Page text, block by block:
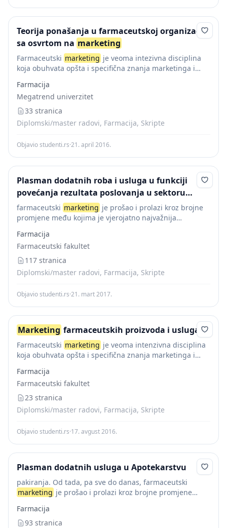
Teorija ponašanja u farmaceutskoj organizaciji
sa osvrtom na marketing
Farmaceutski marketing je veoma intezivna disciplina
koja obuhvata opšta i specifična znanja marketinga i
obljasti lijekova, terapija, unapređenja zdravlja
pacijenata/građana/kupaca, uz ostvaranje vrijednosti
za...
Farmacija
Megatrend univerzitet
33 stranica
Diplomski/master radovi, Farmacija, Skripte
Objavio studenti.rs·21. april 2016.
Plasman dodatnih roba i usluga u funkciji
povećanja rezultata poslovanja u sektoru
apotekarstva
farmaceutski marketing je prošao i prolazi kroz brojne
promjene među kojima je vjerojatno najvažnija
predstavlja veoma važnu stvar pa tako i u...
Farmacija
Farmaceutski fakultet
117 stranica
Diplomski/master radovi, Farmacija, Skripte
Objavio studenti.rs·21. mart 2017.
Marketing farmaceutskih proizvoda i usluga
Farmaceutski marketing je veoma intenzivna disciplina
koja obuhvata opšta i specifična znanja marketinga i
uslugu u oblasti
Farmacija
Farmaceutski fakultet
23 stranica
Diplomski/master radovi, Farmacija, Skripte
Objavio studenti.rs·17. avgust 2016.
Plasman dodatnih usluga u Apotekarstvu
pakiranja. Od tada, pa sve do danas, farmaceutski
marketing je prošao i prolazi kroz brojne promjene
regulacija tržišta. U svakoj oblasti
predstavlja...
Farmacija
93 stranica